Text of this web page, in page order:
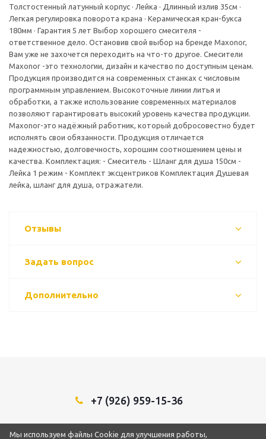
Толстостенный латунный корпус · Лейка · Длинный излив 35см ·
Легкая регулировка поворота крана · Керамическая кран-букса
180мм · Гарантия 5 лет Выбор хорошего смесителя -
ответственное дело. Остановив свой выбор на бренде Maxonor,
Вам уже не захочется переходить на что-то другое. Смесители
Maxonor -это технологии, дизайн и качество по доступным ценам.
Продукция производится на современных станках с числовым
программным управлением. Высокоточные линии литья и
обработки, а также использование современных материалов
позволяют гарантировать высокий уровень качества продукции.
Maxonor-это надёжный работник, который добросовестно будет
исполнять свои обязанности. Продукция отличается
надежностью, долговечность, хорошим соотношением цены и
качества. Комплектация: - Смеситель - Шланг для душа 150см -
Лейка 1 режим - Комплект эксцентриков Комплектация Душевая
лейка, шланг для душа, отражатели.
Отзывы
Задать вопрос
Дополнительно
+7 (926) 959-15-36
Мы используем файлы Cookie для улучшения работы,